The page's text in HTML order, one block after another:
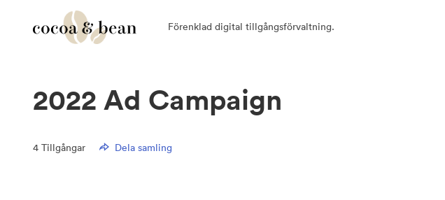
Förenklad digital tillgångsförvaltning.
2022 Ad Campaign
4 Tillgångar Dela samling